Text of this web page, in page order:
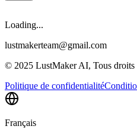
Loading...
lustmakerteam@gmail.com
© 2025 LustMaker AI, Tous droits
Politique de confidentialité
Français